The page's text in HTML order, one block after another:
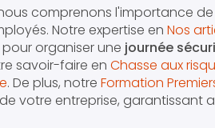
comprenons l'importance
Notre expertise en Nos
organiser une journée
savoir-faire en Chasse aux
. De plus, notre Formation
votre entreprise, garantissant